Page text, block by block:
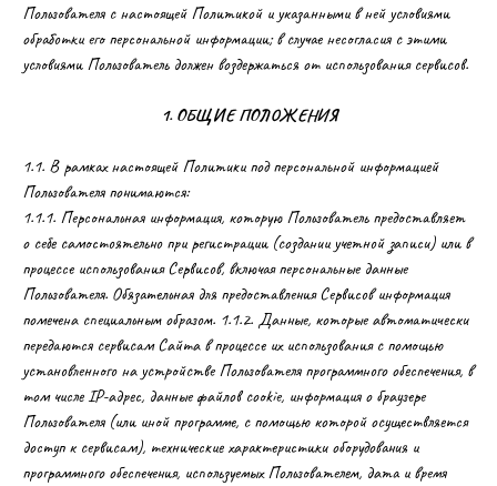
Пользователя с настоящей Политикой и указанными в ней условиями
обработки его персональной информации; в случае несогласия с этими
условиями Пользователь должен воздержаться от использования сервисов.
1. ОБЩИЕ ПОЛОЖЕНИЯ
1.1. В рамках настоящей Политики под персональной информацией
Пользователя понимаются:
1.1.1. Персональная информация, которую Пользователь предоставляет
о себе самостоятельно при регистрации (создании учетной записи) или в
процессе использования Сервисов, включая персональные данные
Пользователя. Обязательная для предоставления Сервисов информация
помечена специальным образом. 1.1.2. Данные, которые автоматически
передаются сервисам Сайта в процессе их использования с помощью
установленного на устройстве Пользователя программного обеспечения, в
том числе IP-адрес, данные файлов cookie, информация о браузере
Пользователя (или иной программе, с помощью которой осуществляется
доступ к сервисам), технические характеристики оборудования и
программного обеспечения, используемых Пользователем, дата и время